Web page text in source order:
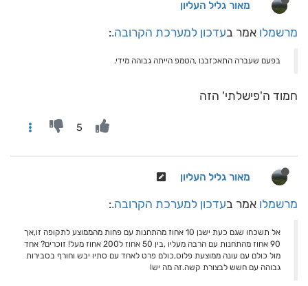
מאור גליל העליון
מרשמלו אמר בעדכון למערכת הקרובה.:
בפעם שעברה התאכזבנו ,הטמפ הייתה גבוהה מידי.
חמוד ה'פישלתי' הזה
5
מאור גליל העליון
מרשמלו אמר בעדכון למערכת הקרובה.:
אל תשכחו שגם כעת ישנן 10 אחוז מהתחנות עם פחות מהממוצע לתקופה זו,אך
90 אחוז מהתחנות עם הרבה מעליו ,בין 50 אחוז ל200 אחוז מעל! זוכרים? אחד
מול כולם עם עונה ממוצעת פלוס,כולם פרט לאחד עם סתיו יבש וחורף בסבירות
גבוהה עם חשש לבצורת קשה.זה מה יש!